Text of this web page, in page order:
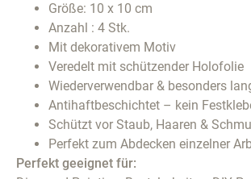
Größe: 10 x 10 cm
Anzahl : 4 Stk.
Mit dekorativem Motiv
Veredelt mit schützender Holofolie
Wiederverwendbar & besonders
Antihaftbeschichtet – kein
Schützt vor Staub, Haaren &
Perfekt zum Abdecken einzelner
Perfekt geeignet für: